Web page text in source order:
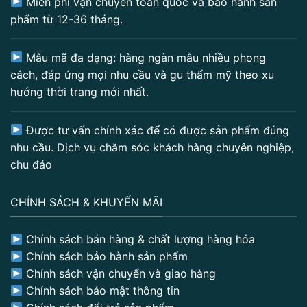
phẩm từ 12-36 tháng.
Mẫu mã đa dạng: hàng ngàn mẫu nhiều phong
cách, đáp ứng mọi nhu cầu và gu thẩm mỹ theo xu
hướng thời trang mới nhất.
Được tư vấn chính xác để có được sản phẩm đúng
nhu cầu. Dịch vụ chăm sóc khách hàng chuyên nghiệp,
chu đáo
CHÍNH SÁCH & KHUYẾN MÃI
Chính sách bán hàng & chất lượng hàng hóa
Chính sách bảo hành sản phẩm
Chính sách vận chuyển và giao hàng
Chính sách bảo mật thông tin